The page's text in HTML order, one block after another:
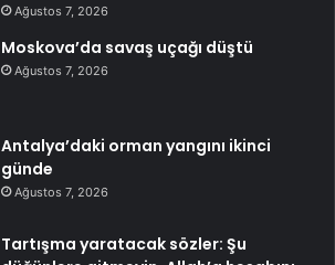
Ağustos 7, 2026
Moskova’da savaş uçağı düştü
Ağustos 7, 2026
Antalya’daki orman yangını ikinci
günde
Ağustos 7, 2026
Tartışma yaratacak sözler: Şu